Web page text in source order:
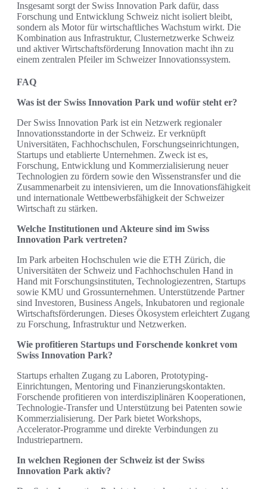
Insgesamt sorgt der Swiss Innovation Park dafür, dass
Forschung und Entwicklung Schweiz nicht isoliert bleibt,
sondern als Motor für wirtschaftliches Wachstum wirkt. Die
Kombination aus Infrastruktur, Clusternetzwerke Schweiz
und aktiver Wirtschaftsförderung Innovation macht ihn zu
einem zentralen Pfeiler im Schweizer Innovationssystem.
FAQ
Was ist der Swiss Innovation Park und wofür steht er?
Der Swiss Innovation Park ist ein Netzwerk regionaler
Innovationsstandorte in der Schweiz. Er verknüpft
Universitäten, Fachhochschulen, Forschungseinrichtungen,
Startups und etablierte Unternehmen. Zweck ist es,
Forschung, Entwicklung und Kommerzialisierung neuer
Technologien zu fördern sowie den Wissenstransfer und die
Zusammenarbeit zu intensivieren, um die Innovationsfähigkeit
und internationale Wettbewerbsfähigkeit der Schweizer
Wirtschaft zu stärken.
Welche Institutionen und Akteure sind im Swiss
Innovation Park vertreten?
Im Park arbeiten Hochschulen wie die ETH Zürich, die
Universitäten der Schweiz und Fachhochschulen Hand in
Hand mit Forschungsinstituten, Technologiezentren, Startups
sowie KMU und Grossunternehmen. Unterstützende Partner
sind Investoren, Business Angels, Inkubatoren und regionale
Wirtschaftsförderungen. Dieses Ökosystem erleichtert Zugang
zu Forschung, Infrastruktur und Netzwerken.
Wie profitieren Startups und Forschende konkret vom
Swiss Innovation Park?
Startups erhalten Zugang zu Laboren, Prototyping-
Einrichtungen, Mentoring und Finanzierungskontakten.
Forschende profitieren von interdisziplinären Kooperationen,
Technologie-Transfer und Unterstützung bei Patenten sowie
Kommerzialisierung. Der Park bietet Workshops,
Accelerator‑Programme und direkte Verbindungen zu
Industriepartnern.
In welchen Regionen der Schweiz ist der Swiss
Innovation Park aktiv?